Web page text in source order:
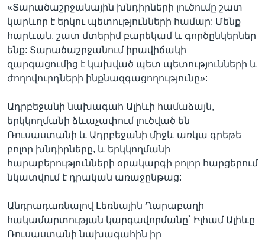
«Տարածաշրջանային խնդիրների լուծումը շատ
կարևոր է երկու պետությունների համար: Մենք
հարևան, շատ մտերիմ բարեկամ և գործընկերներ
ենք: Տարածաշրջանում իրավիճակի
զարգացումից է կախված պետ պետությունների և
ժողովուրդների ինքնազգացողությունը»:
Ադրբեջանի նախագահ Ալիևի համաձայն,
երկկողմանի ձևաչափում լուծված են
Ռուսաստանի և Ադրբեջանի միջև առկա գրեթե
բոլոր խնդիրները, և երկկողմանի
հարաբերությունների օրակարգի բոլոր հարցերում
նկատվում է դրական առաջընթաց:
Անդրադառնալով Լեռնային Ղարաբաղի
հակամարտության կարգավորմանը` Իլհամ Ալիևը
Ռուսաստանի նախագահին իր